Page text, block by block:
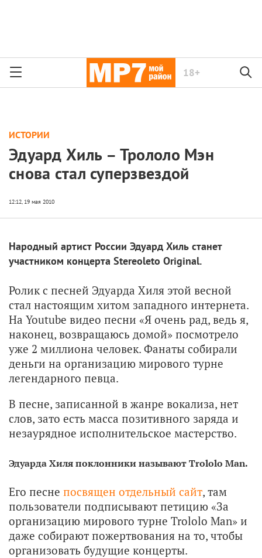
18+
ИСТОРИИ
Эдуард Хиль – Трололо Мэн
снова стал суперзвездой
Народный артист России Эдуард Хиль станет
участником концерта Stereoleto Original.
Ролик с песней Эдуарда Хиля этой весной
стал настоящим хитом западного интернета.
На Youtube видео песни «Я очень рад, ведь я,
наконец, возвращаюсь домой» посмотрело
уже 2 миллиона человек. Фанаты собирали
деньги на организацию мирового турне
легендарного певца.
В песне, записанной в жанре вокализа, нет
слов, зато есть масса позитивного заряда и
незаурядное исполнительское мастерство.
Эдуарда Хиля поклонники называют Trololo Man.
Его песне посвящен отдельный сайт, там
пользователи подписывают петицию «За
организацию мирового турне Trololo Man» и
даже собирают пожертвования на то, чтобы
организовать будущие концерты.